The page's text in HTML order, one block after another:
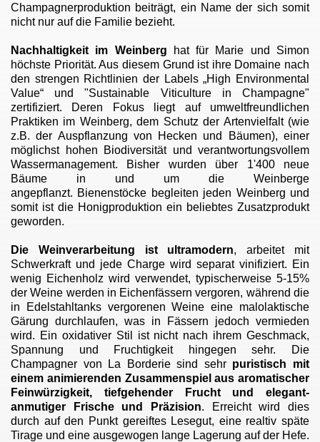
Champagnerproduktion beiträgt, ein Name der sich somit
nicht nur auf die Familie bezieht.
Nachhaltigkeit im Weinberg hat für Marie und Simon
höchste Priorität. Aus diesem Grund ist ihre Domaine nach
den strengen Richtlinien der Labels „High Environmental
Value“ und "Sustainable Viticulture in Champagne"
zertifiziert. Deren Fokus liegt auf umweltfreundlichen
Praktiken im Weinberg, dem Schutz der Artenvielfalt (wie
z.B. der Auspflanzung von Hecken und Bäumen), einer
möglichst hohen Biodiversität und verantwortungsvollem
Wassermanagement. Bisher wurden über 1'400 neue
Bäume in und um die Weinberge
angepflanzt. Bienenstöcke begleiten jeden Weinberg und
somit ist die Honigproduktion ein beliebtes Zusatzprodukt
geworden.
Die Weinverarbeitung ist ultramodern, arbeitet mit
Schwerkraft und jede Charge wird separat vinifiziert. Ein
wenig Eichenholz wird verwendet, typischerweise 5-15%
der Weine werden in Eichenfässern vergoren, während die
in Edelstahltanks vergorenen Weine eine malolaktische
Gärung durchlaufen, was in Fässern jedoch vermieden
wird. Ein oxidativer Stil ist nicht nach ihrem Geschmack,
Spannung und Fruchtigkeit hingegen sehr.
Die
Champagner von La Borderie sind sehr puristisch mit
einem animierenden Zusammenspiel aus aromatischer
Feinwürzigkeit, tiefgehender Frucht und elegant-
anmutiger Frische und Präzision. Erreicht wird dies
durch auf den Punkt gereiftes Lesegut, eine realtiv späte
Tirage und eine ausgewogen lange Lagerung auf der Hefe.